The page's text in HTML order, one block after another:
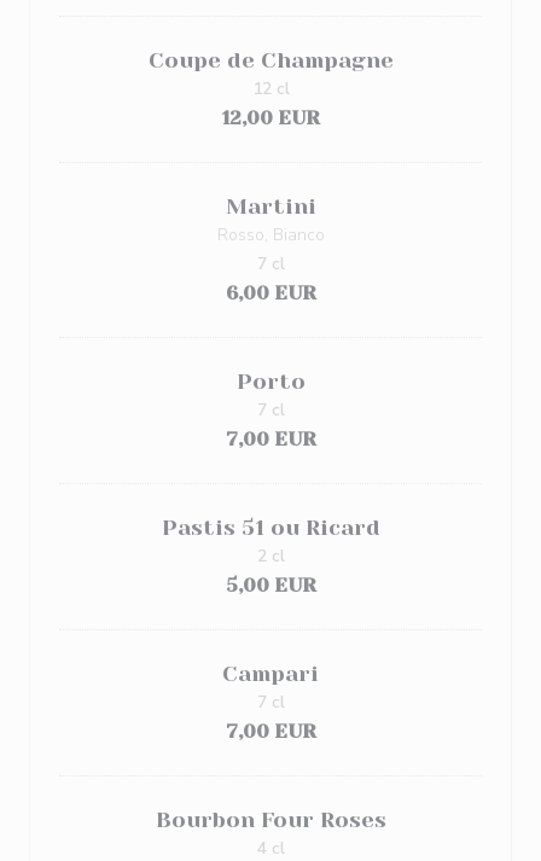
Coupe de Champagne
12,00 EUR
12 cl
Martini
Rosso, Bianco
6,00 EUR
7 cl
Porto
7,00 EUR
7 cl
Pastis 51 ou Ricard
5,00 EUR
2 cl
Campari
7,00 EUR
7 cl
Bourbon Four Roses
4 cl